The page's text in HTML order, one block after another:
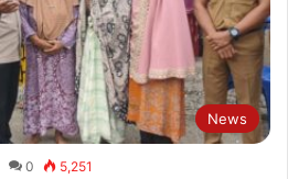
News
0 5,251